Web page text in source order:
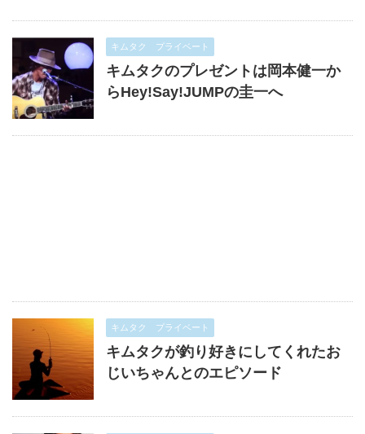
キムタク プライベート
キムタクのプレゼントは岡本健一か
らHey!Say!JUMPの圭一へ
キムタク プライベート
キムタクが釣り好きにしてくれたお
じいちゃんとのエピソード